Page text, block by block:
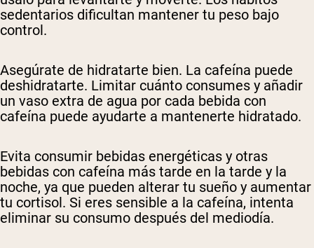
sedentarios dificultan mantener tu peso bajo
control.
Asegúrate de hidratarte bien. La cafeína puede
deshidratarte. Limitar cuánto consumes y añadir
un vaso extra de agua por cada bebida con
cafeína puede ayudarte a mantenerte hidratado.
Evita consumir bebidas energéticas y otras
bebidas con cafeína más tarde en la tarde y la
noche, ya que pueden alterar tu sueño y aumentar
tu cortisol. Si eres sensible a la cafeína, intenta
eliminar su consumo después del mediodía.